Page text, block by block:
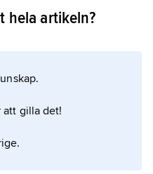
under gångna
hela artikeln?
att gilla det!